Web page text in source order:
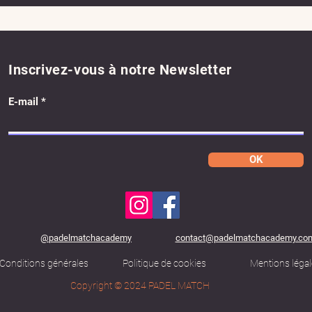
Inscrivez-vous à notre Newsletter
E-mail
OK
@padelmatchacademy
générales Politique de cookies
Mentions
Copyright © 2024 PADEL MATCH